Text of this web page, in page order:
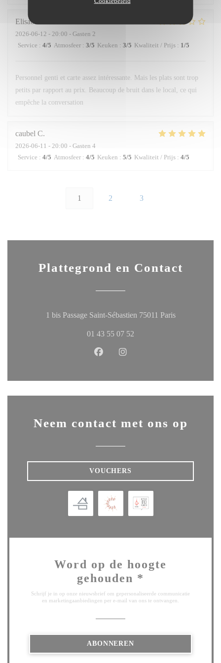
Elisabetta
2026-06-12 - 20:00 - Gasten 2
Service : 4/5 Atmosfeer : 3/5 Keuken : 3/5 Kwaliteit / Prijs : 1/5
Personnel genti et carte assez intéressante. Mais les plats sont trop
petits par rapport au prix. Beaucoup de bruit dans le local, ce qui
empêche la conversation
caubel C
2026-06-11 - 20:00 - Gasten 4
Service : 4/5 Atmosfeer : 4/5 Keuken : 5/5 Kwaliteit / Prijs : 4/5
1 2 3
Plattegrond en Contact
1 bis Passage Saint-Sébastien 75011 Paris((opent in een
01 43 55 07 52
Facebook ((opent in een nieuw
Neem contact met ons op
VOUCHERS
Word op de hoogte
gehouden *
Schrijf je in op onze nieuwsbrief om gepersonaliseerde communicatie
en marketingaanbiedingen per e-mail van ons te ontvangen.
ABONNEREN